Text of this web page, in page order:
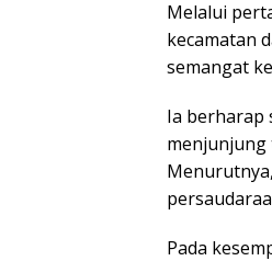
Melalui
kecamatan
semangat
Ia berharap
menjunjung
Pada